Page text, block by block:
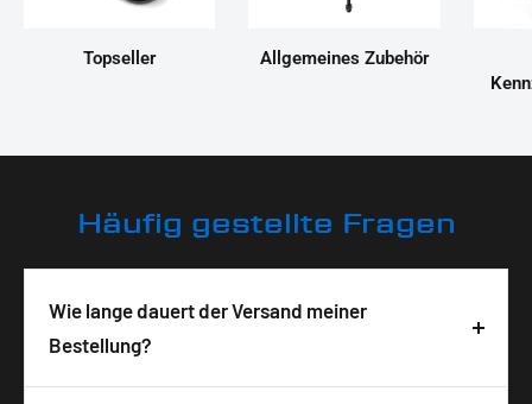
Topseller
Allgemeines Zubehör
Häufig gestellte Fragen
Wie lange dauert der Versand meiner
Bestellung?
Deine Bestellung wird in der Regel innerhalb von 3-